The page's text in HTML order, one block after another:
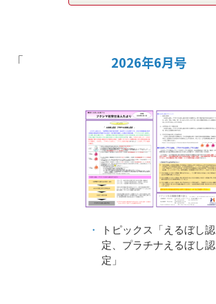
2026年6月号
トピックス「えるぼし認
定、プラチナえるぼし認
定」